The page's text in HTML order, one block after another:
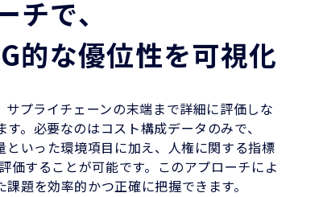
で、
的な優位性を可視化
プライチェーンの末端まで詳細に評価しな
。必要なのはコスト構成データのみで、
いった環境項目に加え、人権に関する指標
価することが可能です。このアプローチによ
題を効率的かつ正確に把握できます。